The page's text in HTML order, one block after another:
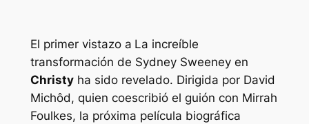
El primer vistazo a La increíble
transformación de Sydney Sweeney en
Christyha sido revelado. Dirigida por David
Michôd, quien coescribió el guión con Mirrah
Foulkes, la próxima película biográfica